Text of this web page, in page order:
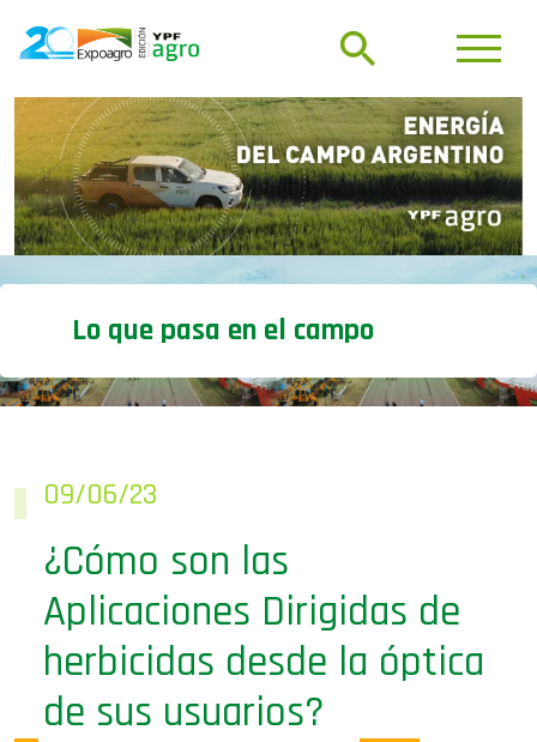
Lo que pasa en el campo
09/06/23
¿Cómo son las
Aplicaciones Dirigidas de
herbicidas desde la óptica
de sus usuarios?